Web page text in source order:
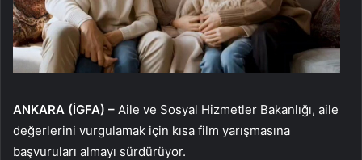
ANKARA (İGFA) – Aile ve Sosyal Hizmetler Bakanlığı, aile
değerlerini vurgulamak için kısa film yarışmasına
başvuruları almayı sürdürüyor.